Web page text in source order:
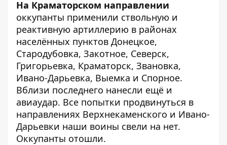
На Краматорском направлении
оккупанты применили ствольную и
реактивную артиллерию в районах
населённых пунктов Донецкое,
Стародубовка, Закотное, Северск,
Григорьевка, Краматорск, Звановка,
Ивано-Дарьевка, Выемка и Спорное.
Вблизи последнего нанесли ещё и
авиаудар. Все попытки продвинуться в
направлениях Верхнекаменского и Ивано-
Дарьевки наши воины свели на нет.
Оккупанты отошли.